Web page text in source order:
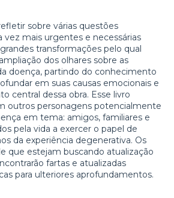
sobre várias questões
vez mais urgentes e necessárias
transformações pelo qual
dos olhares sobre as
doença, partindo do conhecimento
em suas causas emocionais e
central dessa obra. Esse livro
outros personagens potencialmente
em tema: amigos, familiares e
pela vida a exercer o papel de
da experiência degenerativa. Os
que estejam buscando atualização
fartas e atualizadas
para ulteriores aprofundamentos.